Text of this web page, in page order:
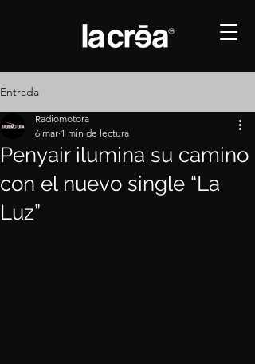
Entrada
Penyair ilumina su camino
con el nuevo single “La
Luz”
Radiomotora
6 mar 1 min de lectura